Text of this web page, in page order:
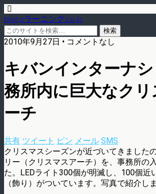
blog.eラーニング.co.jp
2010年9月27日 • コメントなし
キバンインターナ
務所内に巨大なク
ーチ
共有 ツイート ピン メール SMS
クリスマスシーズンが近づいてきました
リー（クリスマスアーチ）を、事務所の
た。LEDライト300個が明滅し、100個近
（飾り）がついています。写真で紹介しま